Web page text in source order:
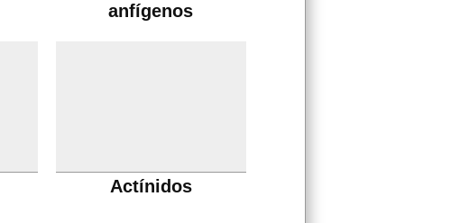
anfígenos
Actínidos